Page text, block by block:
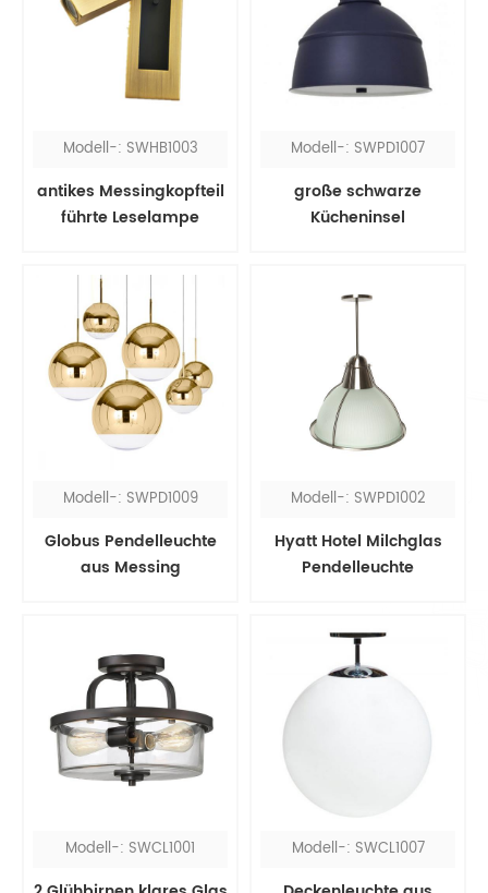
Modell-: SWHB1003
antikes Messingkopfteil
führte Leselampe
Modell-: SWPD1007
große schwarze
Kücheninsel
Modell-: SWPD1009
Globus Pendelleuchte
aus Messing
Modell-: SWPD1002
Hyatt Hotel Milchglas
Pendelleuchte
Modell-: SWCL1001 Modell-: SWCL1007